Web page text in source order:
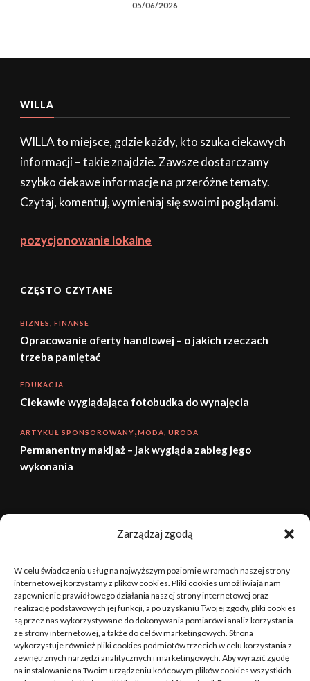
Zarządzaj zgodą
W celu świadczenia usług na najwyższym poziomie w ramach naszej strony
internetowej korzystamy z plików cookies. Pliki cookies umożliwiają nam
zapewnienie prawidłowego działania naszej strony internetowej oraz
realizację podstawowych jej funkcji, a po uzyskaniu Twojej zgody, pliki cookies
są przez nas wykorzystywane do dokonywania pomiarów i analiz korzystania
ze strony internetowej, a także do celów marketingowych. Strona
wykorzystuje również pliki cookies podmiotów trzecich w celu korzystania z
zewnętrznych narzędzi analitycznych i marketingowych. Aby wyrazić zgodę
na instalowanie na Twoim urządzeniu końcowym plików cookies wszystkich
05/06/2026
WILLA
WILLA to miejsce, gdzie każdy, kto szuka ciekawych
informacji – takie znajdzie. Zawsze dostarczamy
szybko ciekawe informacje na przeróżne tematy.
Czytaj, komentuj, wymieniaj się swoimi poglądami.
pozycjonowanie lokalne
CZĘSTO CZYTANE
BIZNES, FINANSE
Opracowanie oferty handlowej – o jakich rzeczach
trzeba pamiętać
EDUKACJA
Ciekawie wyglądająca fotobudka do wynajęcia
ARTYKUŁ SPONSOROWANY MODA, URODA
Permanentny makijaż – jak wygląda zabieg jego
wykonania
sierpień 2026
3 4 5 6 7 8 9
10 11 12 13 14 15 16
17 18 19 20 21 22 23